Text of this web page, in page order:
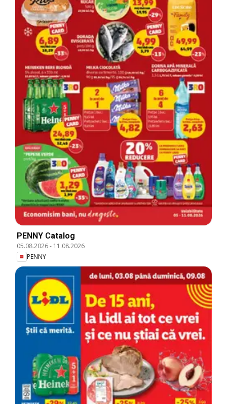
PENNY Catalog
05.08.2026- 11.08.2026
PENNY